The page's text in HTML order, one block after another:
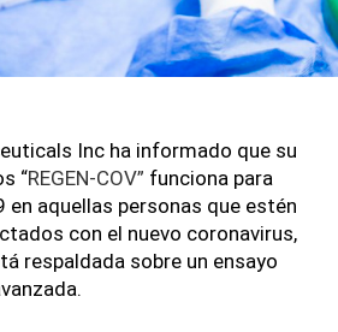
Inc ha informado que su
“REGEN-COV” funciona para
en aquellas personas que estén
con el nuevo coronavirus,
respaldada sobre un ensayo